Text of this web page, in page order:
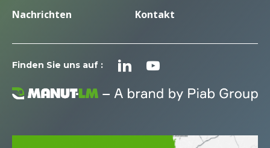
Nachrichten
Kontakt
Finden Sie uns auf :